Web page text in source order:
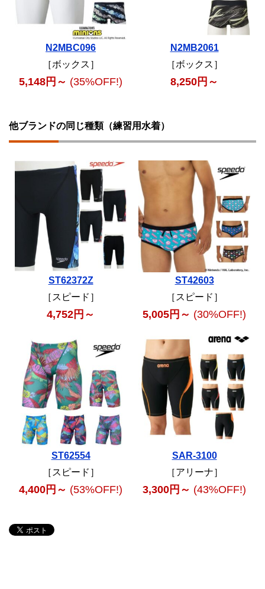
N2MBC096
［ボックス］
5,148円～ (35%OFF!)
N2MB2061
［ボックス］
8,250円～
他ブランドの同じ種類（練習用水着）
ST62372Z
［スピード］
4,752円～
ST42603
［スピード］
5,005円～ (30%OFF!)
ST62554
［スピード］
4,400円～ (53%OFF!)
SAR-3100
［アリーナ］
3,300円～ (43%OFF!)